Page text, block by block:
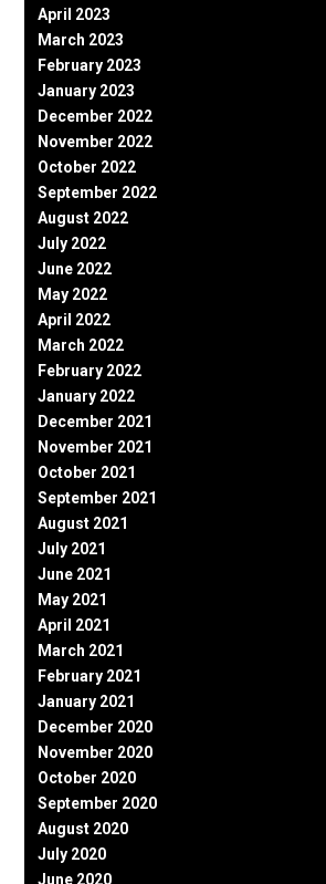
April 2023
March 2023
February 2023
January 2023
December 2022
November 2022
October 2022
September 2022
August 2022
July 2022
June 2022
May 2022
April 2022
March 2022
February 2022
January 2022
December 2021
November 2021
October 2021
September 2021
August 2021
July 2021
June 2021
May 2021
April 2021
March 2021
February 2021
January 2021
December 2020
November 2020
October 2020
September 2020
August 2020
July 2020
June 2020